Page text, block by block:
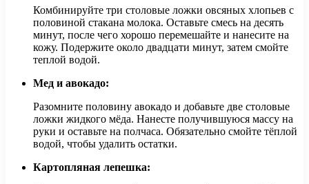
Комбинируйте три столовые ложки овсяных хлопьев с
половиной стакана молока. Оставьте смесь на десять
минут, после чего хорошо перемешайте и нанесите на
кожу. Подержите около двадцати минут, затем смойте
теплой водой.
Мед и авокадо:
Разомните половину авокадо и добавьте две столовые
ложки жидкого мёда. Нанесте получившуюся массу на
руки и оставьте на полчаса. Обязательно смойте тёплой
водой, чтобы удалить остатки.
Картопляная лепешка: